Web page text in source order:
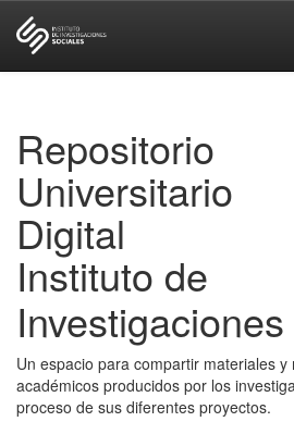
Repositorio
Universitario
Digital
Instituto de
Un espacio para compartir materiales y
académicos producidos por los
proceso de sus diferentes proyectos.